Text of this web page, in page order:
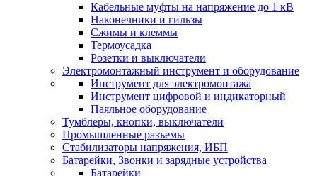
Кабельные муфты на напряжение до 1 кВ
Наконечники и гильзы
Сжимы и клеммы
Термоусадка
Розетки и выключатели
Электромонтажный инструмент и оборудование
Инструмент для электромонтажа
Инструмент цифровой и индикаторный
Паяльное оборудование
Тумблеры, кнопки, выключатели
Промышленные разъемы
Стабилизаторы напряжения, ИБП
Батарейки, Звонки и зарядные устройства
Батарейки